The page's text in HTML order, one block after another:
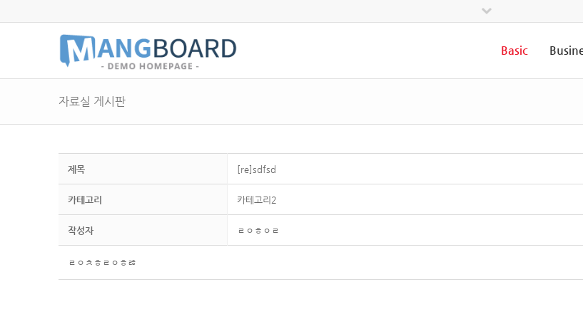
Basic
자료실 게시판
제목 [re]sdfsd
카테고리 카테고리2
작성자 ㄹㅇㅎㅇㄹ
ㄹㅇㅊㅎㄹㅇㅎㅀ